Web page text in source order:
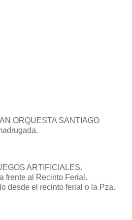
ORQUESTA SANTIAGO
ARTIFICIALES.
frente al Recinto Ferial.
desde el recinto ferial o la Pza.